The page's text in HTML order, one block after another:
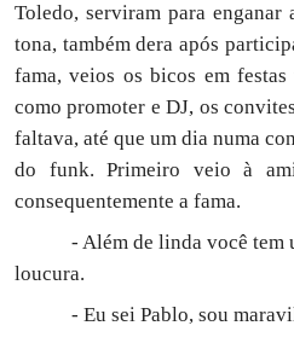
Toledo, serviram para
tona, também dera após
fama, veios os bicos em
como promoter e DJ, os
faltava, até que um dia numa
do funk. Primeiro veio à
consequentemente a fama.
- Além de linda você tem
loucura.
- Eu sei Pablo, sou